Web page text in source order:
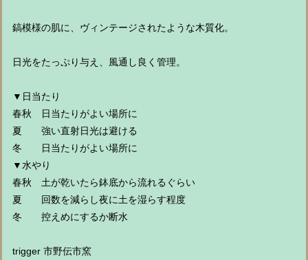
鎬模様の肌に、ヴィンテージされたような木質化。
日光をたっぷり与え、風通し良く管理。
▼日当たり
春秋 日当たりがよい場所に
夏 強い直射日光は避ける
冬 日当たりがよい場所に
▼水やり
春秋 土が乾いたら鉢底から流れるぐらい
夏 回数を減らし夜に土を湿らす程度
冬 控えめにするか断水
trigger 市野伝市窯